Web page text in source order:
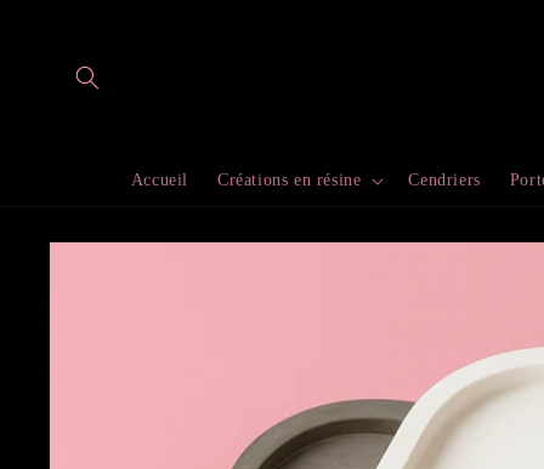
contenu
Accueil Créations en résine Cendriers
Passer aux